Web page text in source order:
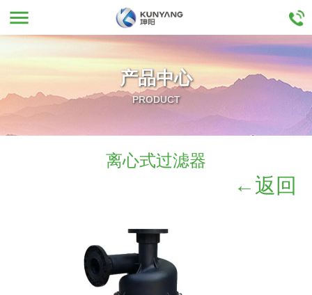
menu
产品中心
PRODUCT
离心式过滤器
←返回